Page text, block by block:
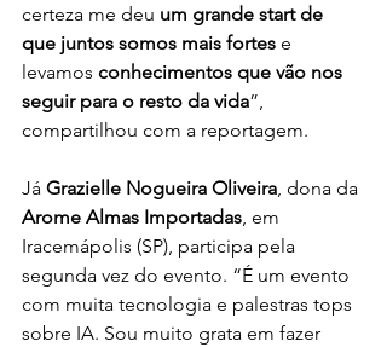
certeza me deu um grande start de
que juntos somos mais fortes e
levamos conhecimentos que vão nos
seguir para o resto da vida”,
compartilhou com a reportagem.
Já Grazielle Nogueira Oliveira , dona da
Arome Almas Importadas , em
Iracemápolis (SP), participa pela
segunda vez do evento. “É um evento
com muita tecnologia e palestras tops
sobre IA. Sou muito grata em fazer